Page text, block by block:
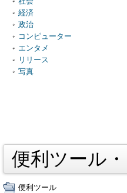
経済
政治
コンピューター
エンタメ
リリース
写真
便利ツール
便利ツール